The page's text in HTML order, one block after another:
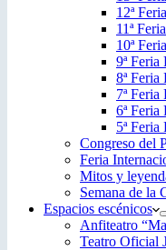
12ª
11ª
10ª
9ª
8ª
7ª
6ª
5ª
Congreso del
Feria
Mitos y
Semana de la
Espacios escénicos
Anfiteatro
Teatro Oficial